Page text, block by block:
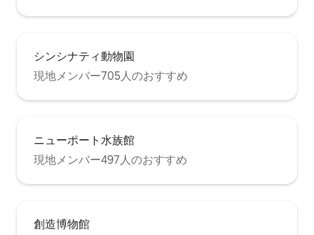
シンシナティ動物園
現地メンバー705人のおすすめ
ニューポート水族館
現地メンバー497人のおすすめ
創造博物館